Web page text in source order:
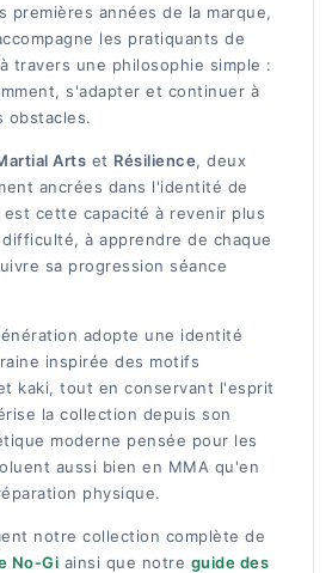
premières années de la marque,
les pratiquants de
travers une philosophie simple :
s'adapter et continuer à
obstacles.
Arts et Résilience, deux
ancrées dans l'identité de
est cette capacité à revenir plus
à apprendre de chaque
sa progression séance
adopte une identité
inspirée des motifs
kaki, tout en conservant l'esprit
la collection depuis son
moderne pensée pour les
aussi bien en MMA qu'en
physique.
notre collection complète de
No-Gi ainsi que notre guide des